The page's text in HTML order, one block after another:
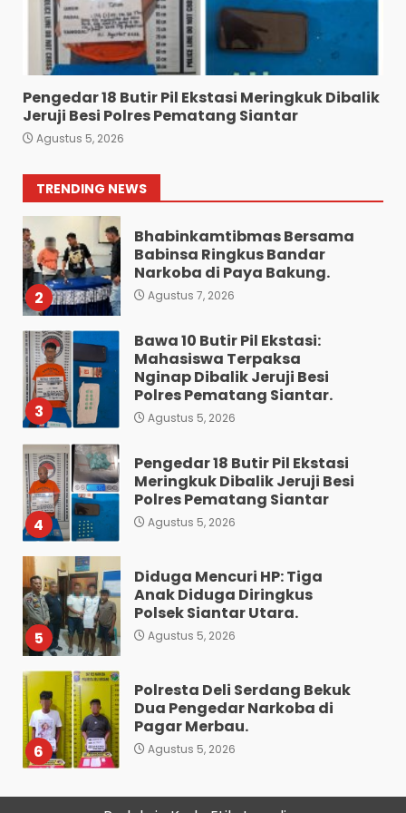
Pengedar 18 Butir Pil Ekstasi Meringkuk Dibalik
Jeruji Besi Polres Pematang Siantar
Agustus 5, 2026
TRENDING NEWS
7
Dan Viral di Media Sosial:
Polsek Medan Tuntungan
Grebek Lokasi Judi Tembak
Ikan.
Agustus 5, 2026
1
Pewarta Polrestabes Medan
Gelar Jumat Barokah,
Kepolisian
Agustus 7, 2026
2
Bhabinkamtibmas Bersama
Babinsa Ringkus Bandar
Narkoba di Paya Bakung.
Agustus 7, 2026
3
Bawa 10 Butir Pil Ekstasi:
Mahasiswa Terpaksa
Nginap Dibalik Jeruji Besi
Polres Pematang Siantar.
Agustus 5, 2026
4
Pengedar 18 Butir Pil Ekstasi
Meringkuk Dibalik Jeruji Besi
Polres Pematang Siantar
Agustus 5, 2026
5
Diduga Mencuri HP: Tiga
Anak Diduga Diringkus
Polsek Siantar Utara.
Agustus 5, 2026
6
Polresta Deli Serdang Bekuk
Dua Pengedar Narkoba di
Pagar Merbau.
Agustus 5, 2026
Setelah Dikibusikan Warga